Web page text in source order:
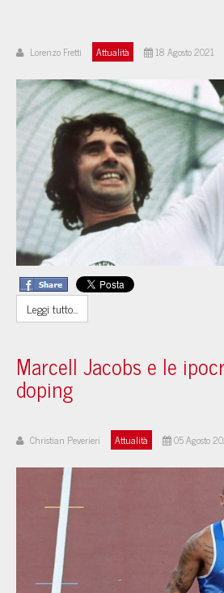
Lorenzo Fretti Attualità 18 Agosto 2021
Leggi tutto...
Marcell Jacobs e le
doping
Christian Peverieri Attualità 05 Agosto